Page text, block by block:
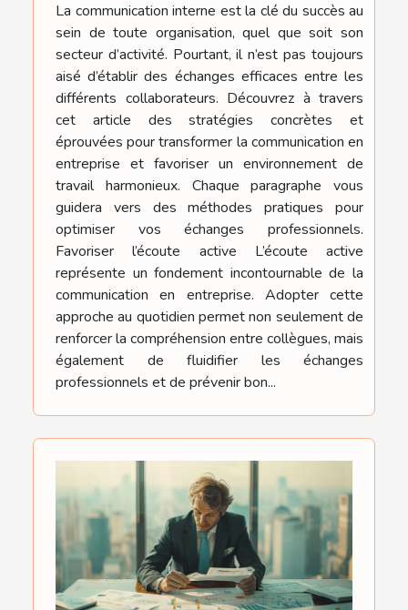
La communication interne est la clé du succès au
sein de toute organisation, quel que soit son
secteur d’activité. Pourtant, il n’est pas toujours
aisé d’établir des échanges efficaces entre les
différents collaborateurs. Découvrez à travers
cet article des stratégies concrètes et
éprouvées pour transformer la communication en
entreprise et favoriser un environnement de
travail harmonieux. Chaque paragraphe vous
guidera vers des méthodes pratiques pour
optimiser vos échanges professionnels.
Favoriser l’écoute active L’écoute active
représente un fondement incontournable de la
communication en entreprise. Adopter cette
approche au quotidien permet non seulement de
renforcer la compréhension entre collègues, mais
également de fluidifier les échanges
professionnels et de prévenir bon...